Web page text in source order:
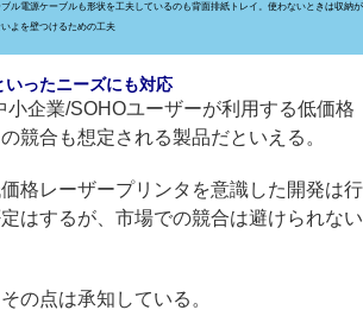
ル
よ
電源ケーブルも形状を工夫しているのも背面
を壁つけるための工夫
排紙トレイ。使わないときは収納
ったニーズにも対応
企業/SOHOユーザーが利用する低価格
競合も想定される製品だといえる。
格レーザープリンタを意識した開発は行
はするが、市場での競合は避けられない
の点は承知している。